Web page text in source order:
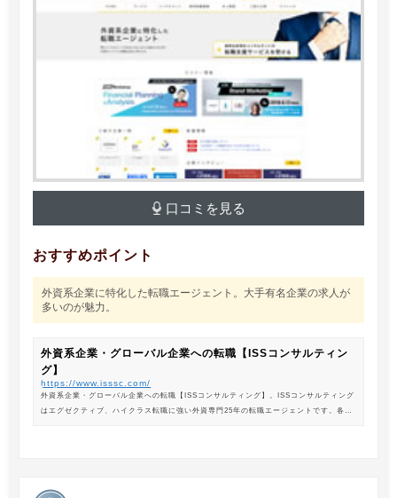
口コミを見る
おすすめポイント
外資系企業に特化した転職エージェント。大手有名企業の求人が
多いのが魅力。
外資系企業・グローバル企業への転職【ISSコンサルティン
グ】
https://www.isssc.com/
外資系企業・グローバル企業への転職【ISSコンサルティング】。ISSコンサルティング
はエグゼクティブ、ハイクラス転職に強い外資専門25年の転職エージェントです。各業